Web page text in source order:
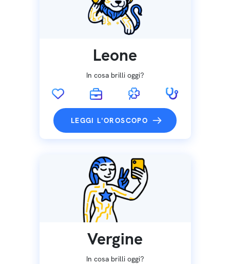
Leone
In cosa brilli oggi?
LEGGI L'OROSCOPO
Vergine
In cosa brilli oggi?